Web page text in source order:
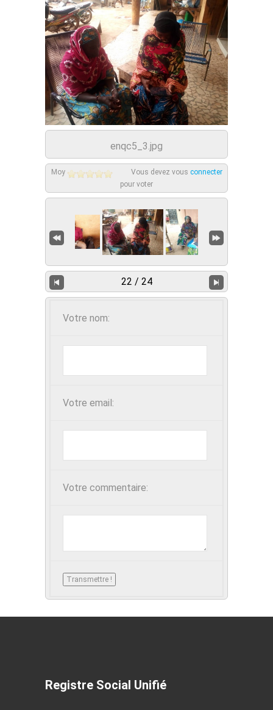
enqc5_3.jpg
Moy Vous devez vous connecter
pour voter
22 / 24
Votre nom:
Votre email:
Votre commentaire:
Registre Social Unifié